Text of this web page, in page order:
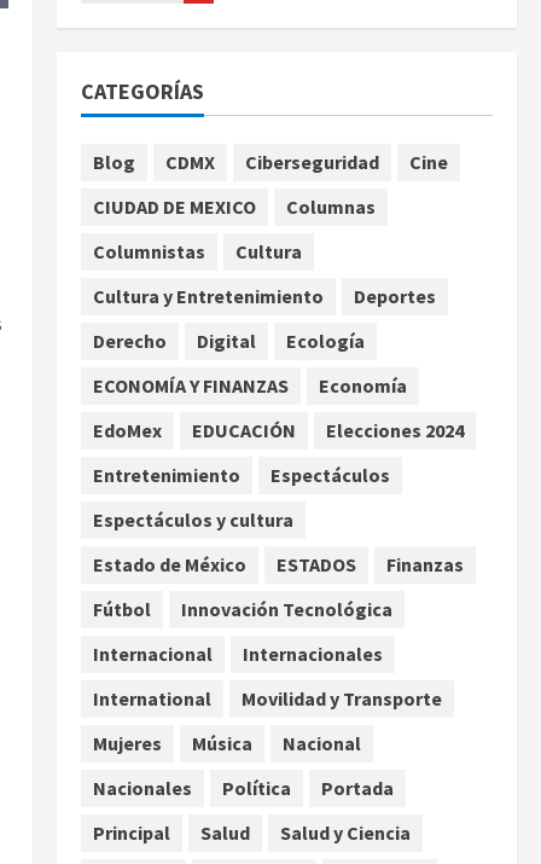
Morelia
2
Lotería Nacional emite
billete por centenario de la
México
agosto 7, 2026
Internacional Portada
Desplome de la IA arrastra a
Street
agosto 7, 2026
4
Estudio en Science vincula el
consumo de fruta ancestral
humano
agosto 7, 2026
Internacional
EE.UU. amplía revisión de
de periodistas y ciertos
Canadá
agosto 7, 2026
CATEGORÍAS
Blog CDMX Ciberseguridad
Cine
CIUDAD DE MEXICO
Columnas
Columnistas
Cultura
Cultura y Entretenimiento
Deportes
Derecho
Digital
Ecología
ECONOMÍA Y FINANZAS
Economía
EdoMex
EDUCACIÓN
Elecciones 2024
Entretenimiento
Espectáculos
Espectáculos y cultura
Estado de México
ESTADOS
Finanzas
Fútbol
Innovación Tecnológica
Internacional
Internacionales
International
Movilidad y Transporte
Mujeres
Música
Nacional
Nacionales
Política
Portada
Principal
Salud
Salud y Ciencia